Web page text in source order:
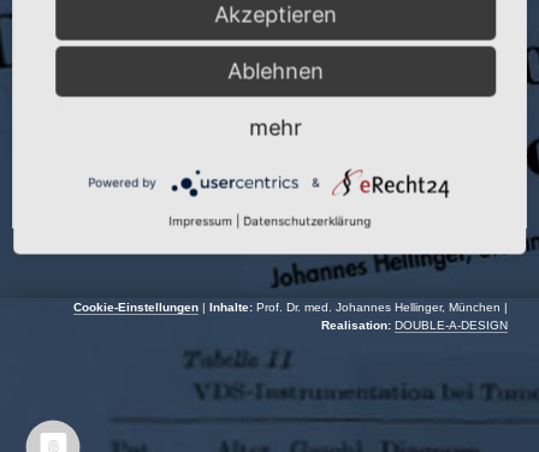
München
Veranstaltungsdatum:04.07.–07.07.1995
Cookie-Einstellungen | Inhalte: Prof. Dr. med. Johannes Hellinger, München |
Realisation: DOUBLE-A-DESIGN
Akzeptieren
Ablehnen
mehr
Powered by &
Impressum Datenschutzerklärung